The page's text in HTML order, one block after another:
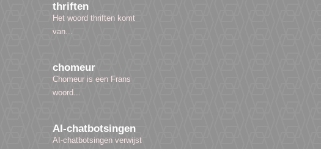
thriften
Het woord thriften komt
van...
chomeur
Chomeur is een Frans
woord...
AI-chatbotsingen
AI-chatbotsingen verwijst